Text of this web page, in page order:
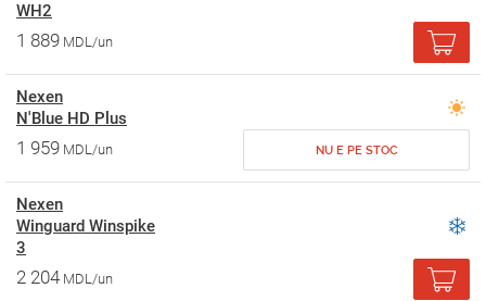
WH2
1 889 MDL/un
Nexen
N'Blue HD Plus
1 959 MDL/un NU E PE STOC
Nexen
Winguard Winspike
3
2 204 MDL/un